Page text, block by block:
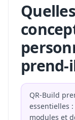
prend-
QR-Build
essentielles
modules et